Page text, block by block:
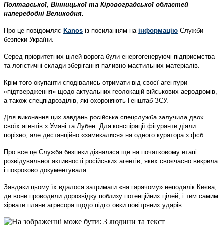
Полтавської, Вінницької та Кіровоградської областей
напередодні Великодня.
Про це повідомляє Kanos із посиланням на інформацію Служби
безпеки України.
Серед пріоритетних цілей ворога були енергогенеруючі підприємства
та логістичні склади зберігання паливно-мастильних матеріалів.
Крім того окупанти сподівались отримати від своєї агентури
«підтвердження» щодо актуальних геолокацій військових аеродромів,
а також спецпідрозділів, які охороняють Генштаб ЗСУ.
Для виконання цих завдань російська спецслужба залучила двох
своїх агентів з Умані та Лубен. Для конспірації фігуранти діяли
порізно, але дистанційно «замикалися» на одного куратора з фсб.
Про все це Служба безпеки дізналася ще на початковому етапі
розвідувальної активності російських агентів, яких своєчасно викрила
і покроково документувала.
Завдяки цьому їх вдалося затримати «на гарячому» неподалік Києва,
де вони проводили дорозвідку поблизу потенційних цілей, і тим самим
зірвати плани агресора щодо підготовки повітряних ударів.